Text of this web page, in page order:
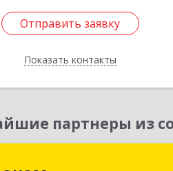
Отправить заявку
Показать контакты
Отправить заявку
Назад
партнеры из